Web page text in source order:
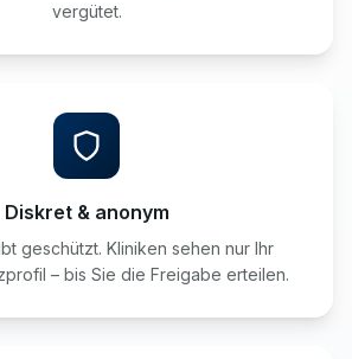
vergütet.
Diskret & anonym
geschützt. Kliniken sehen nur Ihr
– bis Sie die Freigabe erteilen.